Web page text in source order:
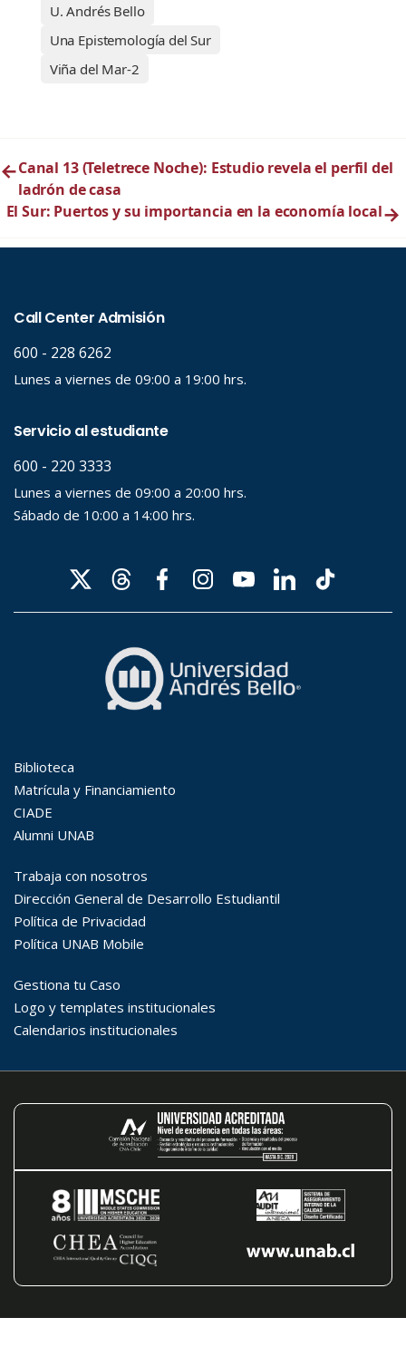
U. Andrés Bello
Una Epistemología del Sur
Viña del Mar-2
←Canal 13 (Teletrece Noche): Estudio revela el perfil del
ladrón de casa
El Sur: Puertos y su importancia en la economía local→